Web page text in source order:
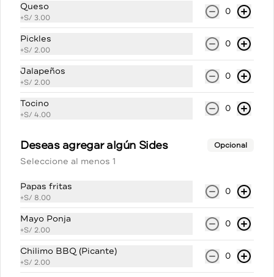
Inca Kola original 500ml
Inca kola sin azúcar 500ml
S/ 6.00
Fanta original 500 ml
Queso
+S/ 3.00
0
Pickles
+S/ 2.00
0
Jalapeños
+S/ 2.00
0
Tocino
+S/ 4.00
0
Deseas agregar algún Sides Opcional
Seleccione al menos 1
Papas fritas
+S/ 8.00
0
Mayo Ponja
+S/ 2.00
0
Chilimo BBQ (Picante)
+S/ 2.00
0